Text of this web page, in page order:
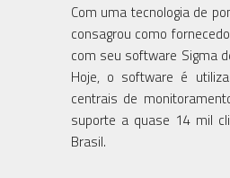
Com uma tecnologia de
consagrou como
com seu software Sigma
Hoje, o software é
centrais de
suporte a quase 14 mil
Brasil.